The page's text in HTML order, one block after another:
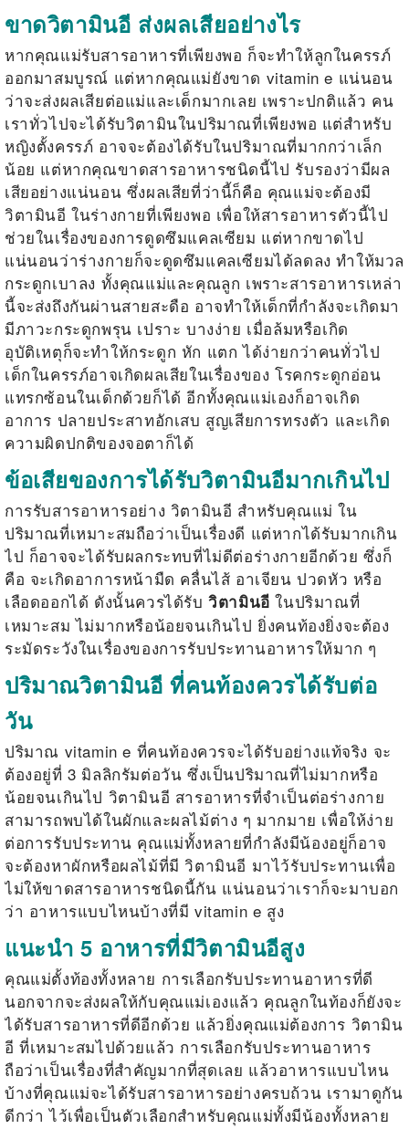
ขาดวิตามินอี ส่งผลเสียอย่างไร
หากคุณแม่รับสารอาหารที่เพียงพอ ก็จะทำให้ลูกในครรภ์
ออกมาสมบูรณ์ แต่หากคุณแม่ยังขาด vitamin e แน่นอน
ว่าจะส่งผลเสียต่อแม่และเด็กมากเลย เพราะปกติแล้ว คน
เราทั่วไปจะได้รับวิตามินในปริมาณที่เพียงพอ แต่สำหรับ
หญิงตั้งครรภ์ อาจจะต้องได้รับในปริมาณที่มากกว่าเล็ก
น้อย แต่หากคุณขาดสารอาหารชนิดนี้ไป รับรองว่ามีผล
เสียอย่างแน่นอน ซึ่งผลเสียที่ว่านี้ก็คือ คุณแม่จะต้องมี
วิตามินอี ในร่างกายที่เพียงพอ เพื่อให้สารอาหารตัวนี้ไป
ช่วยในเรื่องของการดูดซึมแคลเซียม แต่หากขาดไป
แน่นอนว่าร่างกายก็จะดูดซึมแคลเซียมได้ลดลง ทำให้มวล
กระดูกเบาลง ทั้งคุณแม่และคุณลูก เพราะสารอาหารเหล่า
นี้จะส่งถึงกันผ่านสายสะดือ อาจทำให้เด็กที่กำลังจะเกิดมา
มีภาวะกระดูกพรุน เปราะ บางง่าย เมื่อล้มหรือเกิด
อุบัติเหตุก็จะทำให้กระดูก หัก แตก ได้ง่ายกว่าคนทั่วไป
เด็กในครรภ์อาจเกิดผลเสียในเรื่องของ โรคกระดูกอ่อน
แทรกซ้อนในเด็กด้วยก็ได้ อีกทั้งคุณแม่เองก็อาจเกิด
อาการ ปลายประสาทอักเสบ สูญเสียการทรงตัว และเกิด
ความผิดปกติของจอตาก็ได้
ข้อเสียของการได้รับวิตามินอีมากเกินไป
การรับสารอาหารอย่าง วิตามินอี สำหรับคุณแม่ ใน
ปริมาณที่เหมาะสมถือว่าเป็นเรื่องดี แต่หากได้รับมากเกิน
ไป ก็อาจจะได้รับผลกระทบที่ไม่ดีต่อร่างกายอีกด้วย ซึ่งก็
คือ จะเกิดอาการหน้ามืด คลื่นไส้ อาเจียน ปวดหัว หรือ
เลือดออกได้ ดังนั้นควรได้รับวิตามินอี ในปริมาณที่
เหมาะสม ไม่มากหรือน้อยจนเกินไป ยิ่งคนท้องยิ่งจะต้อง
ระมัดระวังในเรื่องของการรับประทานอาหารให้มาก ๆ
ปริมาณวิตามินอี ที่คนท้องควรได้รับต่อ
วัน
ปริมาณ vitamin e ที่คนท้องควรจะได้รับอย่างแท้จริง จะ
ต้องอยู่ที่ 3 มิลลิกรัมต่อวัน ซึ่งเป็นปริมาณที่ไม่มากหรือ
น้อยจนเกินไป วิตามินอี สารอาหารที่จำเป็นต่อร่างกาย
สามารถพบได้ในผักและผลไม้ต่าง ๆ มากมาย เพื่อให้ง่าย
ต่อการรับประทาน คุณแม่ทั้งหลายที่กำลังมีน้องอยู่ก็อาจ
จะต้องหาผักหรือผลไม้ที่มี วิตามินอี มาไว้รับประทานเพื่อ
ไม่ให้ขาดสารอาหารชนิดนี้กัน แน่นอนว่าเราก็จะมาบอก
ว่า อาหารแบบไหนบ้างที่มี vitamin e สูง
แนะนำ 5 อาหารที่มีวิตามินอีสูง
คุณแม่ตั้งท้องทั้งหลาย การเลือกรับประทานอาหารที่ดี
นอกจากจะส่งผลให้กับคุณแม่เองแล้ว คุณลูกในท้องก็ยังจะ
ได้รับสารอาหารที่ดีอีกด้วย แล้วยิ่งคุณแม่ต้องการ วิตามิน
อีที่เหมาะสมไปด้วยแล้ว การเลือกรับประทานอาหาร
ถือว่าเป็นเรื่องที่สำคัญมากที่สุดเลย แล้วอาหารแบบไหน
บ้างที่คุณแม่จะได้รับสารอาหารอย่างครบถ้วน เรามาดูกัน
ดีกว่า ไว้เพื่อเป็นตัวเลือกสำหรับคุณแม่ทั้งมีน้องทั้งหลาย